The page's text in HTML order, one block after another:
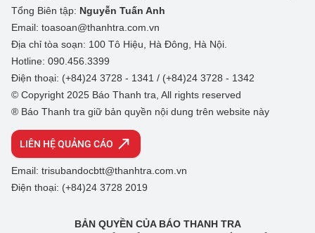
Tổng Biên tập: Nguyễn Tuấn Anh
Email: toasoan@thanhtra.com.vn
Địa chỉ tòa soạn: 100 Tô Hiệu, Hà Đông, Hà Nội.
Hotline: 090.456.3399
Điện thoại: (+84)24 3728 - 1341 / (+84)24 3728 - 1342
© Copyright 2025 Báo Thanh tra, All rights reserved
® Báo Thanh tra giữ bản quyền nội dung trên website này
LIÊN HỆ QUẢNG CÁO
Email: trisubandocbtt@thanhtra.com.vn
Điện thoại: (+84)24 3728 2019
BẢN QUYỀN CỦA BÁO THANH TRA